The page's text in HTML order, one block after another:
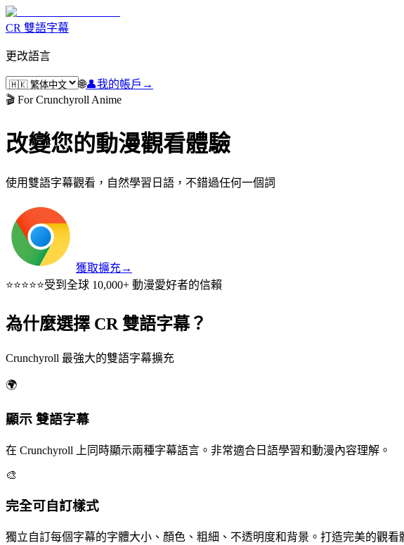
CR 雙語字幕
更改語言
🌐👤我的帳戶 →
🎬 For Crunchyroll Anime
改變您的動漫觀看體驗
使用雙語字幕觀看，自然學習日語，不錯過任何一個詞
獲取擴充→
⭐⭐⭐⭐⭐受到全球 10,000+ 動漫愛好者的信賴
為什麼選擇 CR 雙語字幕？
Crunchyroll 最強大的雙語字幕擴充
🌍
顯示 雙語字幕
在 Crunchyroll 上同時顯示兩種字幕語言。非常適合日語學習和動漫內容理解。
🎨
完全可自訂樣式
獨立自訂每個字幕的字體大小、顏色、粗細、不透明度和背景。打造完美的觀看